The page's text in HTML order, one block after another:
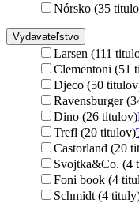
Nórsko (35
Vydavateľstvo
Larsen (111
Clementoni (51
Djeco (50
Ravensburger
Dino (26 titulov)
Trefl (20 titulov)
Castorland (20
Svojtka&Co. (4
Foni book (4
Schmidt (4